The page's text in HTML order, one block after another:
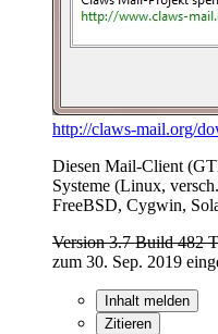
http://claws-mail.org/
Diesen Mail-Client
Systeme (Linux,
FreeBSD, Cygwin,
Version 3.7 Build 482
zum 30. Sep. 2019
Inhalt melden
Zitieren